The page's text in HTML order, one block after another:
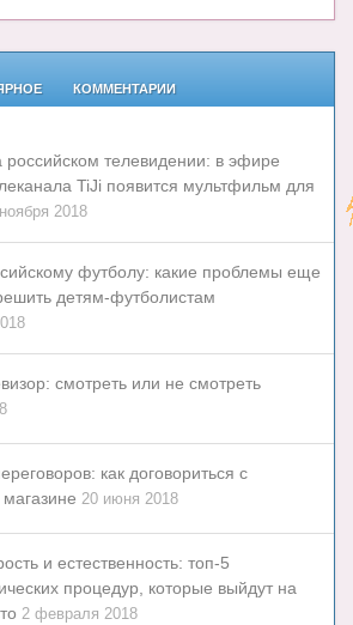
КОММЕНТАРИИ
телевидении: в эфире
TiJi появится мультфильм для
2018
футболу: какие проблемы еще
детям-футболистам
смотреть или не смотреть
как договориться с
20 июня 2018
и естественность: топ-5
процедур, которые выйдут на
2 февраля 2018